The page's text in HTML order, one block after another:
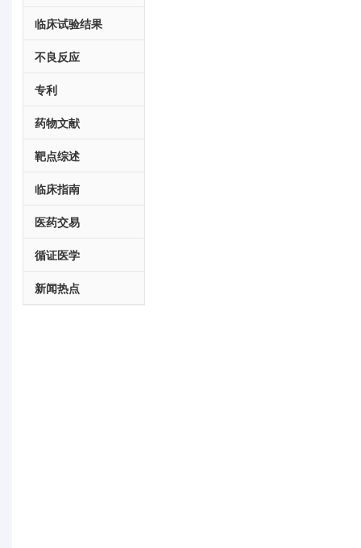
临床试验结果
不良反应
专利
药物文献
靶点综述
临床指南
医药交易
循证医学
新闻热点